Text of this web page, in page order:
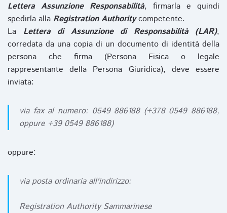
Lettera Assunzione Responsabilità, firmarla e quindi
spedirla alla Registration Authoritycompetente.
La Lettera di Assunzione di Responsabilità (LAR),
corredata da una copia di un documento di identità della
persona che firma (Persona Fisica o legale
rappresentante della Persona Giuridica), deve essere
inviata:
via fax al numero: 0549 886188 (+378 0549 886188,
oppure +39 0549 886188)
oppure:
via posta ordinaria all'indirizzo:
Registration Authority Sammarinese